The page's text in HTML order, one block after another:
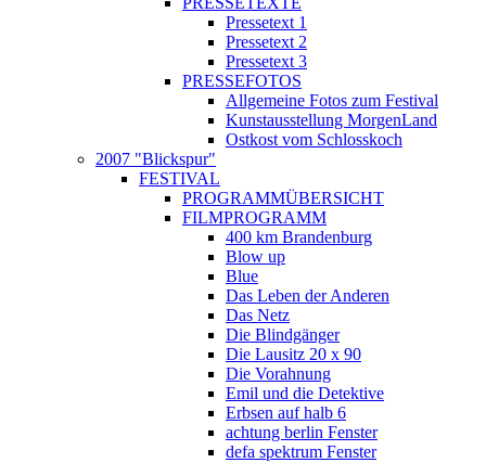
Pressetext 1
Pressetext 2
Pressetext 3
PRESSEFOTOS
Allgemeine Fotos zum Festival
Kunstausstellung MorgenLand
Ostkost vom Schlosskoch
2007 "Blickspur"
FESTIVAL
PROGRAMMÜBERSICHT
FILMPROGRAMM
400 km Brandenburg
Blow up
Blue
Das Leben der Anderen
Das Netz
Die Blindgänger
Die Lausitz 20 x 90
Die Vorahnung
Emil und die Detektive
Erbsen auf halb 6
achtung berlin Fenster
defa spektrum Fenster